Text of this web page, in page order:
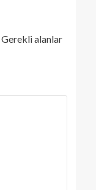
Gerekli alanlar